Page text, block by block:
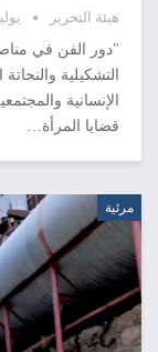
هيئة التحرير
يوليو 25,
"دور الفن في
التشكيلية
الإنسانية
قضايا المرأة…
مرئية